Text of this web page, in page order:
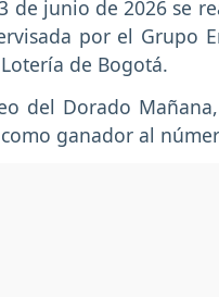
de junio de 2026 se
por el Grupo
de Bogotá.
del Dorado
ganador al